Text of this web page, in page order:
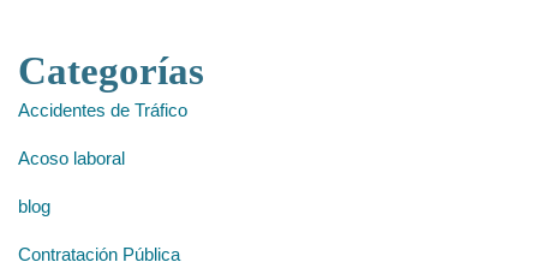
Categorías
Accidentes de Tráfico
Acoso laboral
blog
Contratación Pública